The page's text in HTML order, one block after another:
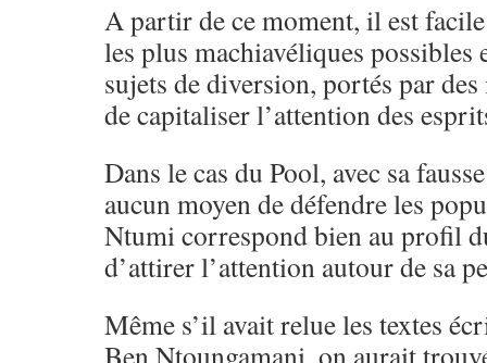
A partir de ce moment, il est
les plus machiavéliques possibles
sujets de diversion, portés par
de capitaliser l’attention des
Dans le cas du Pool, avec sa
aucun moyen de défendre les
Ntumi correspond bien au profil
d’attirer l’attention autour de sa
Même s’il avait relue les textes
Ben Ntoungamani, on aurait